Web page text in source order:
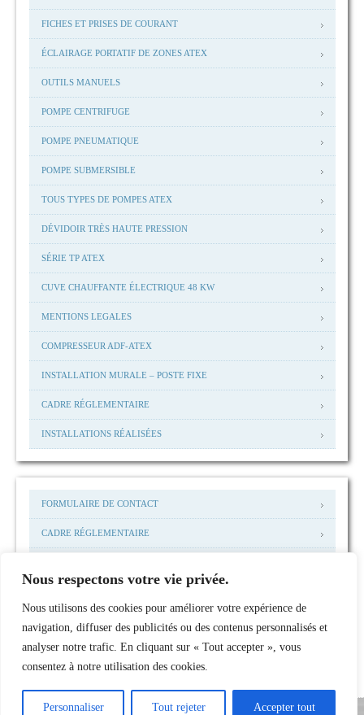
Nous respectons votre vie privée.
Nous utilisons des cookies pour améliorer votre expérience de
navigation, diffuser des publicités ou des contenus personnalisés et
analyser notre trafic. En cliquant sur « Tout accepter », vous
consentez à notre utilisation des cookies.
Personnaliser Tout rejeter Accepter tout
FICHES ET PRISES DE COURANT
ÉCLAIRAGE PORTATIF DE ZONES ATEX
OUTILS MANUELS
POMPE CENTRIFUGE
POMPE PNEUMATIQUE
POMPE SUBMERSIBLE
TOUS TYPES DE POMPES ATEX
DÉVIDOIR TRÈS HAUTE PRESSION
SÉRIE TP ATEX
CUVE CHAUFFANTE ÉLECTRIQUE 48 KW
MENTIONS LEGALES
COMPRESSEUR ADF-ATEX
INSTALLATION MURALE – POSTE FIXE
CADRE RÉGLEMENTAIRE
INSTALLATIONS RÉALISÉES
FORMULAIRE DE CONTACT
CADRE RÉGLEMENTAIRE